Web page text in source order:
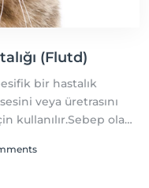
(Flutd)
bir hastalık
veya üretrasını
kullanılır.Sebep olan
altında yatan